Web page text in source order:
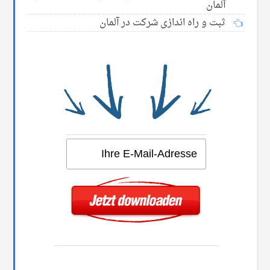
آلمان
ثبت و راه اندازی شرکت در آلمان